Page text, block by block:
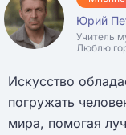
Юрий
Учитель
Люблю
Искусство
погружать
мира, помогая